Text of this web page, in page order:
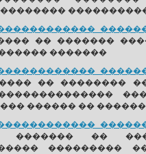
�� �������
�������
�� ��������
������ ��
������� ��
���������